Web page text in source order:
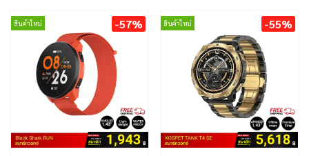
สินค้าใหม่ -57% สินค้าใหม่ -55%